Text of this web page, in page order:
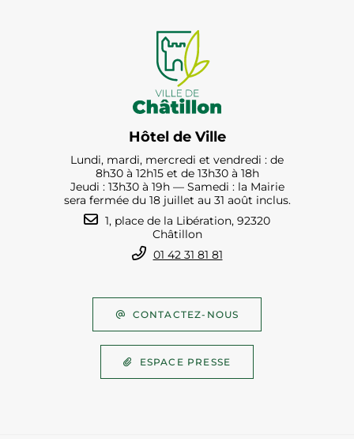
Hôtel de Ville
Lundi, mardi, mercredi et vendredi : de
8h30 à 12h15 et de 13h30 à 18h
Jeudi : 13h30 à 19h — Samedi : la Mairie
sera fermée du 18 juillet au 31 août inclus.
1, place de la Libération, 92320
Châtillon
01 42 31 81 81
CONTACTEZ-NOUS
ESPACE PRESSE